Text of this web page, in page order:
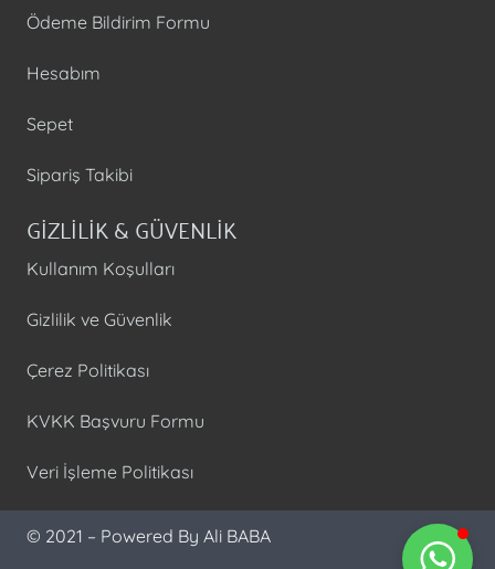
Ödeme Bildirim Formu
Hesabım
Sepet
Sipariş Takibi
GİZLİLİK & GÜVENLİK
Kullanım Koşulları
Gizlilik ve Güvenlik
Çerez Politikası
KVKK Başvuru Formu
Veri İşleme Politikası
© 2021 – Powered By Ali BABA